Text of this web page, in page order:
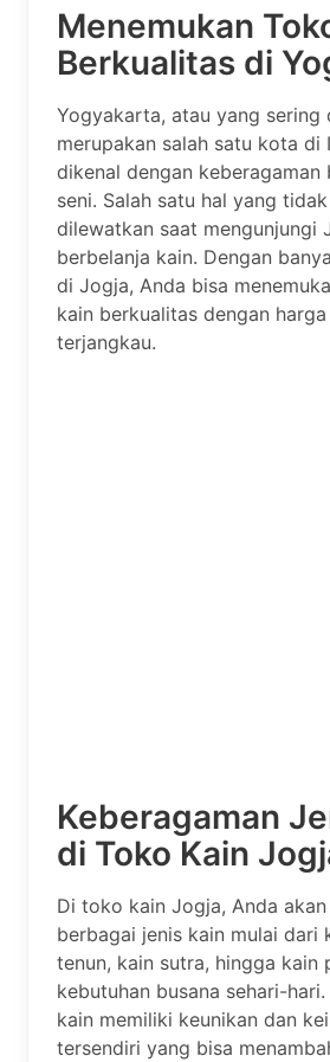
Menemukan
Berkualitas di
Yogyakarta, atau yang sering
merupakan salah satu kota di
dikenal dengan keberagaman
seni. Salah satu hal yang
dilewatkan saat mengunjungi
berbelanja kain. Dengan
di Jogja, Anda bisa
kain berkualitas dengan
terjangkau.
Keberagaman
di Toko Kain
Di toko kain Jogja, Anda akan
berbagai jenis kain mulai dari
tenun, kain sutra, hingga kain
kebutuhan busana sehari-
kain memiliki keunikan dan
tersendiri yang bisa